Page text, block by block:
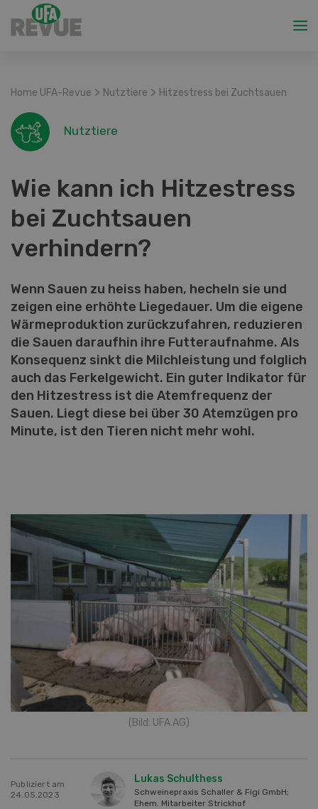
Home UFA-Revue > Nutztiere > Hitzestress bei Zuchtsauen
Nutztiere
Wie kann ich Hitzestress
bei Zuchtsauen
verhindern?
Wenn Sauen zu heiss haben, hecheln sie und
zeigen eine erhöhte Liegedauer. Um die eigene
Wärmeproduktion zurückzufahren, reduzieren
die Sauen daraufhin ihre Futteraufnahme. Als
Konsequenz sinkt die Milchleistung und folglich
auch das Ferkelgewicht. Ein guter Indikator für
den Hitzestress ist die Atemfrequenz der
Sauen. Liegt diese bei über 30 Atemzügen pro
Minute, ist den Tieren nicht mehr wohl.
(Bild: UFA AG)
Publiziert am
24.05.2023
Lukas Schulthess
Schweinepraxis Schaller & Figi GmbH;
Ehem. Mitarbeiter Strickhof